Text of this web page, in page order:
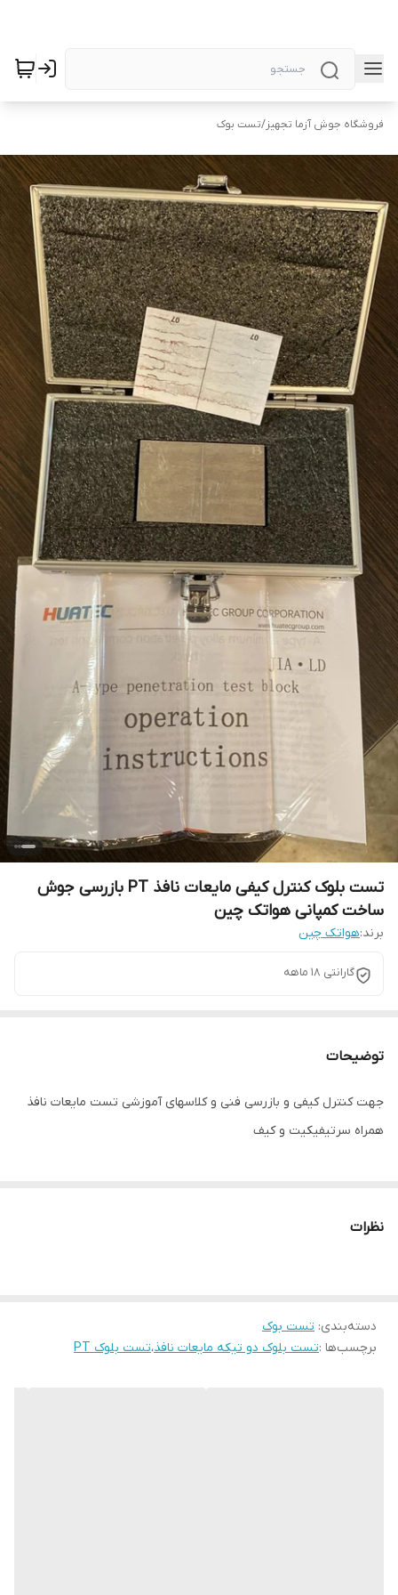
فروشگاه جوش آزما تجهیز/تست بوک
تست بلوک کنترل کیفی مایعات نافذ PT بازرسی جوش
ساخت کمپانی هواتک چین
برند:هواتک چین
گارانتی 18 ماهه
توضیحات
جهت کنترل کیفی و بازرسی فنی و کلاسهای آموزشی تست مایعات نافذ
همراه سرتیفیکیت و کیف
نظرات
دسته‌بندی: تست بوک
برچسب‌ها :تست بلوک دو تیکه مایعات نافذ،تست بلوک PT